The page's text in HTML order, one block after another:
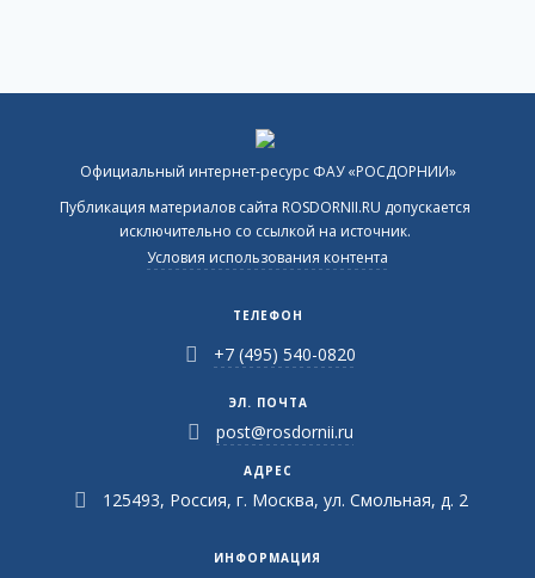
Официальный интернет-ресурс ФАУ «РОСДОРНИИ»
Публикация материалов сайта ROSDORNII.RU допускается
исключительно со ссылкой на источник.
Условия использования контента
ТЕЛЕФОН
+7 (495) 540-0820
ЭЛ. ПОЧТА
post@rosdornii.ru
АДРЕС
125493, Россия, г. Москва, ул. Смольная, д. 2
ИНФОРМАЦИЯ